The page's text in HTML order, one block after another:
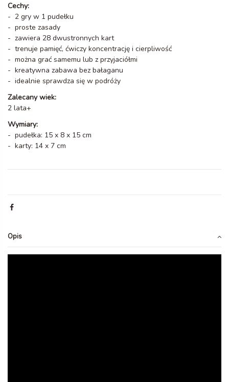
Cechy:
- 2 gry w 1 pudełku
- proste zasady
- zawiera 28 dwustronnych kart
- trenuje pamięć, ćwiczy koncentrację i cierpliwość
- można grać samemu lub z przyjaciółmi
- kreatywna zabawa bez bałaganu
- idealnie sprawdza się w podróży
Zalecany wiek:
2 lata+
Wymiary:
- pudełka: 15 x 8 x 15 cm
- karty: 14 x 7 cm
Opis